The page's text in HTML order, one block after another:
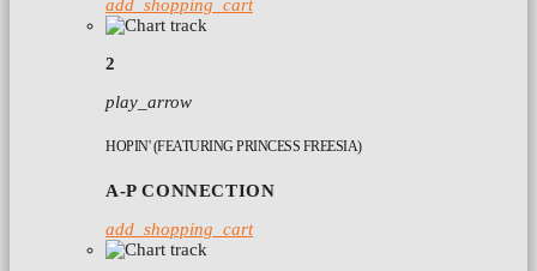
add_shopping_cart
2
play_arrow
HOPIN' (FEATURING PRINCESS FREESIA)
A-P CONNECTION
add_shopping_cart